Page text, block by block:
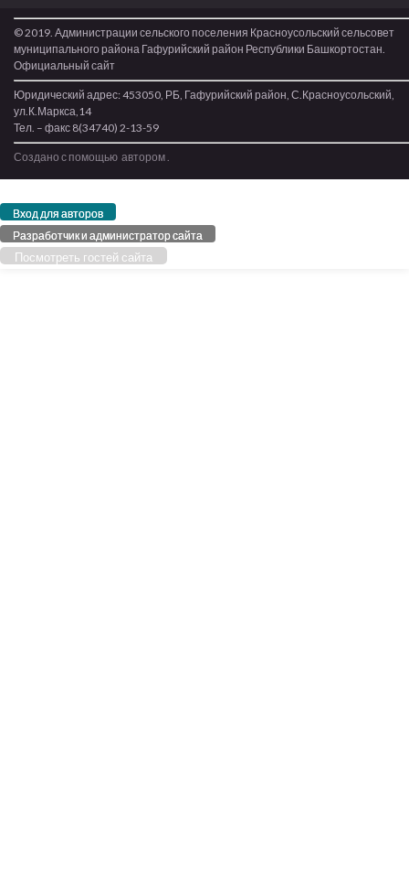
© 2019. Администрации сельского поселения Красноусольский сельсовет
муниципального района Гафурийский район Республики Башкортостан.
Официальный сайт
Юридический адрес: 453050, РБ, Гафурийский район, С.Красноусольский,
ул.К.Маркса,14
Тел. – факс 8(34740) 2-13-59
Создано с помощью автором.
Вход для авторов
Разработчик и администратор сайта
Посмотреть гостей сайта